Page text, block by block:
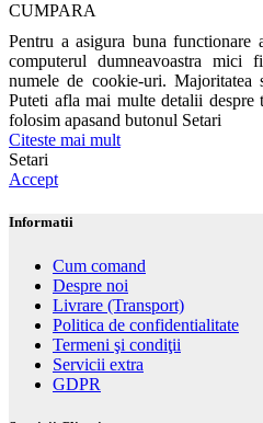
CUMPARA
Pentru a asigura buna functionare
computerul dumneavoastra mici
numele de cookie-uri. Majoritatea
Puteti afla mai multe detalii
folosim apasand butonul Setari
Citeste mai mult
Setari
Accept
Informatii
Cum comand
Despre noi
Livrare (Transport)
Politica de confidentialitate
Termeni şi condiţii
Servicii extra
GDPR